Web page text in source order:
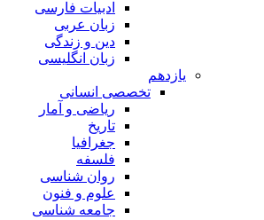
ادبیات فارسی
زبان عربی
دین و زندگی
زبان انگلیسی
یازدهم
تخصصی انسانی
ریاضی و آمار
تاریخ
جغرافیا
فلسفه
روان شناسی
علوم و فنون
جامعه شناسی